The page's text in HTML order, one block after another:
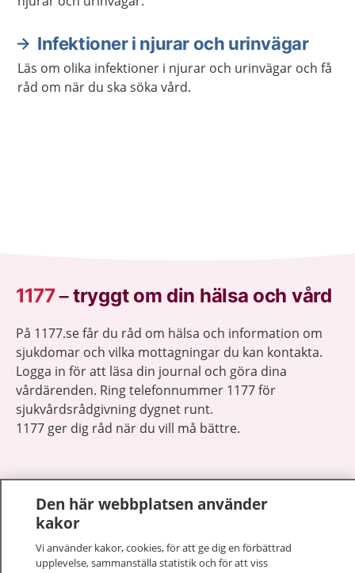
Infektioner i njurar och urinvägar
Läs om olika infektioner i njurar och urinvägar och få
råd om när du ska söka vård.
1177–tryggt om din hälsa och vård
På 1177.se får du råd om hälsa och information om
sjukdomar och vilka mottagningar du kan kontakta.
Logga in för att läsa din journal och göra dina
vårdärenden. Ring telefonnummer 1177 för
sjukvårdsrådgivning dygnet runt.
1177 ger dig råd när du vill må bättre.
Den här webbplatsen använder
kakor
Vi använder kakor, cookies, för att ge dig en förbättrad
upplevelse, sammanställa statistik och för att viss